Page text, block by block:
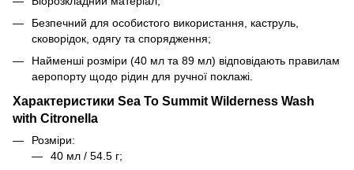
Безпечний для особистого використання, каструль,
сковорідок, одягу та спорядження;
Найменші розміри (40 мл та 89 мл) відповідають правилам
аеропорту щодо рідин для ручної поклажі.
Характеристики Sea To Summit Wilderness Wash
with Citronella
Розміри:
40 мл / 54.5 г;